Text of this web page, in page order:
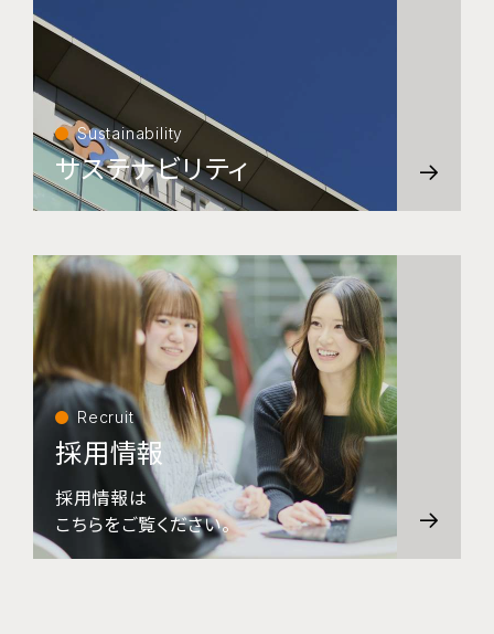
Sustainability
サステナビリティ
Recruit
採用情報
採用情報は
こちらをご覧ください。